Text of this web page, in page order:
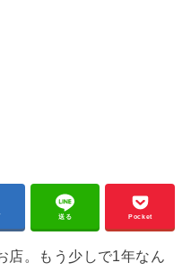
送る Pocket
店。もう少しで1年なん